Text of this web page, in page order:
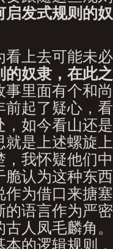
启发式规则的
看上去可能未
奴隶，在此
里面有个和
前起了疑心，
如今看山还
是上述螺旋
我怀疑他们
认为这种东
为借口来搪
语言作为严
人凤毛麟角
的逻辑规则